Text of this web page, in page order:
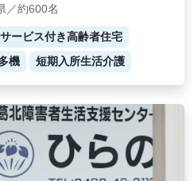
／約600名
サービス付き高齢者住宅
機 短期入所生活介護